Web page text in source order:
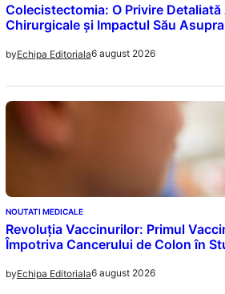
Colecistectomia: O Privire
Chirurgicale și Impactul Său
byEchipa Editoriala6 august 2026
NOUTATI MEDICALE
Revoluția Vaccinurilor: Primul
Împotriva Cancerului de Colon în
byEchipa Editoriala6 august 2026